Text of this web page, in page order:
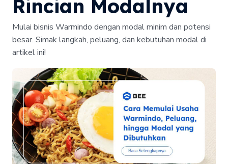
Rincian Modalnya
Mulai bisnis Warmindo dengan modal minim dan potensi
besar. Simak langkah, peluang, dan kebutuhan modal di
artikel ini!